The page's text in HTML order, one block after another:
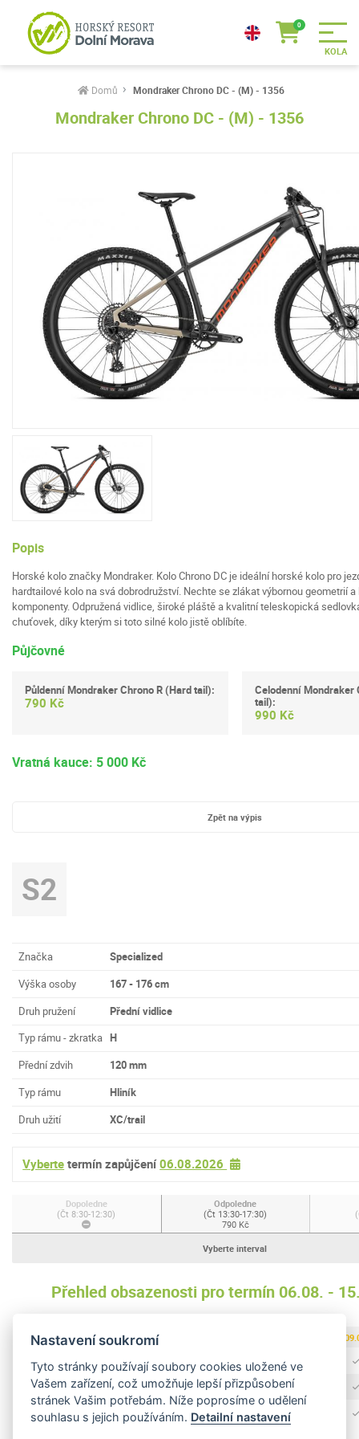
Domů Mondraker Chrono DC - (M) - 1356
Mondraker Chrono DC - (M) - 1356
Popis
Horské kolo značky Mondraker. Kolo Chrono DC je ideální horské kolo pro
hardtailové kolo na svá dobrodružství. Nechte se zlákat výbornou geometrií
komponenty. Odpružená vidlice, široké pláště a kvalitní teleskopická
chuťovek, díky kterým si toto silné kolo jistě oblíbíte.
Půjčovné
Půldenní Mondraker Chrono R (Hard tail):
790 Kč
Celodenní Mondraker
tail):
990 Kč
Vratná kauce: 5 000 Kč
Zpět na výpis
S2
Značka
Specialized
Výška osoby
167 - 176 cm
Druh pružení
Přední vidlice
Typ rámu - zkratka H
Přední zdvih
120 mm
Typ rámu
Hliník
Druh užití
XC/trail
Vyberte termín zapůjčení06.08.2026
Dopoledne
(Čt 8:30-12:30)
Odpoledne
(Čt 13:30-17:30)
790 Kč
Vyberte interval
Přehled obsazenosti pro termín 06.08. -
06.08.
Dopoledne
Odpoledne
Celodenní
Nastavení soukromí
Tyto stránky používají soubory cookies uložené ve
Vašem zařízení, což umožňuje lepší přizpůsobení
stránek Vašim potřebám. Níže poprosíme o udělení
souhlasu s jejich používáním. Detailní nastavení